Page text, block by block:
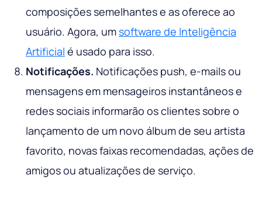
composições semelhantes e as oferece ao
usuário. Agora, umsoftware de Inteligência
Artificial é usado para isso.
Notificações. Notificações push, e-mails ou
mensagens em mensageiros instantâneos e
redes sociais informarão os clientes sobre o
lançamento de um novo álbum de seu artista
favorito, novas faixas recomendadas, ações de
amigos ou atualizações de serviço.